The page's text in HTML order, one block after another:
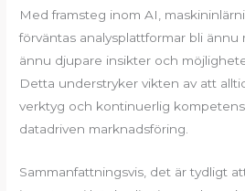
Med framsteg inom AI,
förväntas analysplattformar bli ännu
ännu djupare insikter och
Detta understryker vikten av att
verktyg och kontinuerlig
datadriven marknadsföring.
Sammanfattningsvis, det är tydligt